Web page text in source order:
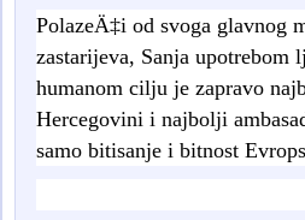
PolazeÄ‡i od svoga glavnog
zastarijeva, Sanja upotrebom
humanom cilju je zapravo
Hercegovini i najbolji
samo bitisanje i bitnost